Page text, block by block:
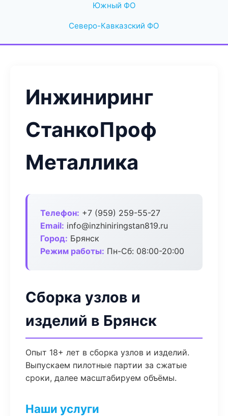
Южный ФО
Северо-Кавказский ФО
Инжиниринг
СтанкоПроф
Металлика
Телефон: +7 (959) 259-55-27
Email: info@inzhiniringstan819.ru
Город: Брянск
Режим работы: Пн-Сб: 08:00-20:00
Сборка узлов и
изделий в Брянск
Опыт 18+ лет в сборка узлов и изделий.
Выпускаем пилотные партии за сжатые
сроки, далее масштабируем объёмы.
Наши услуги